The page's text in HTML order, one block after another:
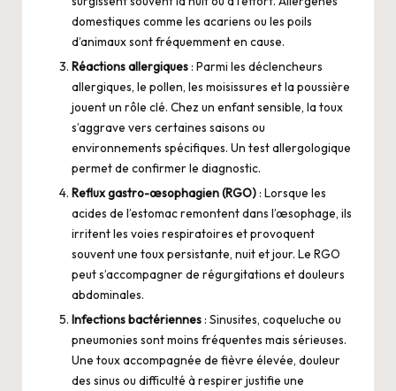
domestiques comme les acariens ou les poils
d’animaux sont fréquemment en cause.
Réactions allergiques: Parmi les déclencheurs
allergiques, le pollen, les moisissures et la poussière
jouent un rôle clé. Chez un enfant sensible, la toux
s’aggrave vers certaines saisons ou
environnements spécifiques. Un test allergologique
permet de confirmer le diagnostic.
Reflux gastro-œsophagien (RGO): Lorsque les
acides de l’estomac remontent dans l’œsophage, ils
irritent les voies respiratoires et provoquent
souvent une toux persistante, nuit et jour. Le RGO
peut s’accompagner de régurgitations et douleurs
abdominales.
Infections bactériennes: Sinusites, coqueluche ou
pneumonies sont moins fréquentes mais sérieuses.
Une toux accompagnée de fièvre élevée, douleur
des sinus ou difficulté à respirer justifie une